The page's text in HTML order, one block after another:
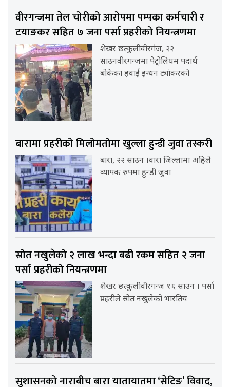
वीरगन्जमा तेल चोरीको आरोपमा पम्पका कर्मचारी र
टयाङकर सहित ७ जना पर्सा प्रहरीको नियन्त्रणमा
शेखर छत्कुलीवीरगंज, २२
साउनवीरगन्जमा पेट्रोलियम पदार्थ
बोकेका हवाई इन्धन ट्यांकरको
बारामा प्रहरीको मिलोमतोमा खुल्ला हुन्डी जुवा तस्करी
बारा, २२ साउन ।वारा जिल्लामा अहिले
व्यापक रुपमा हुन्डी जुवा
स्रोत नखुलेको २ लाख भन्दा बढी रकम सहित २ जना
पर्सा प्रहरीको नियन्त्रणमा
शेखर छत्कुलीवीरगन्ज १६ साउन । पर्सा
प्रहरीले स्रोत नखुलेको भारतिय
सुशासनको नाराबीच बारा यातायातमा ‘सेटिङ’ विवाद,